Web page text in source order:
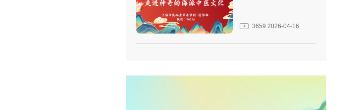
3659 2026-04-16